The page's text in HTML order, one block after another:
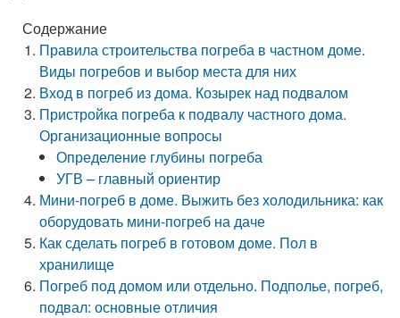
Содержание
Правила строительства погреба в частном доме.
Виды погребов и выбор места для них
Вход в погреб из дома. Козырек над подвалом
Пристройка погреба к подвалу частного дома.
Организационные вопросы
Определение глубины погреба
УГВ – главный ориентир
Мини-погреб в доме. Выжить без холодильника: как
оборудовать мини-погреб на даче
Как сделать погреб в готовом доме. Пол в
хранилище
Погреб под домом или отдельно. Подполье, погреб,
подвал: основные отличия